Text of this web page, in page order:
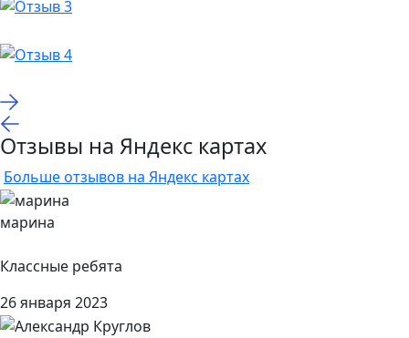
Отзывы на Яндекс картах
Больше отзывов на Яндекс картах
марина
Классные ребята
26 января 2023